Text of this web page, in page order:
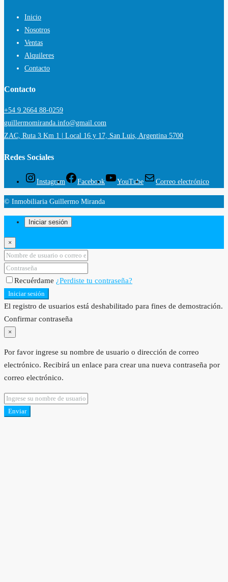
Inicio
Nosotros
Ventas
Alquileres
Contacto
Contacto
+54 9 2664 88-0259
guillermomiranda.info@gmail.com
ZAC, Ruta 3 Km 1 | Local 16 y 17, San Luis, Argentina 5700
Redes Sociales
Instagram Facebook YouTube Correo electrónico
© Inmobiliaria Guillermo Miranda
Iniciar sesión
×
Recuérdame ¿Perdiste tu contraseña?
Iniciar sesión
El registro de usuarios está deshabilitado para fines de demostración.
Confirmar contraseña
×
Por favor ingrese su nombre de usuario o dirección de correo
electrónico. Recibirá un enlace para crear una nueva contraseña por
correo electrónico.
Enviar